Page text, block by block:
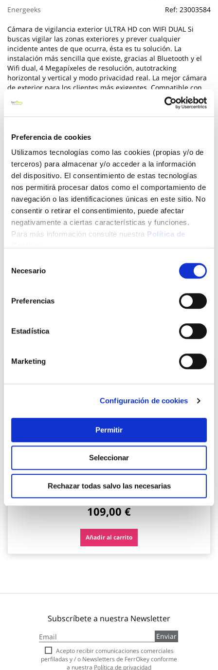
Preferencia de cookies
Utilizamos tecnologías como las cookies (propias y/o de
terceros) para almacenar y/o acceder a la información
del dispositivo. El consentimiento de estas tecnologías
nos permitirá procesar datos como el comportamiento de
navegación o las identificaciones únicas en este sitio. No
consentir o retirar el consentimiento, puede afectar
negativamente a ciertas características y funciones.
Para más información consulte nuestra Política de
Necesario
Preferencias
Estadística
Marketing
Configuración de cookies
Permitir
Seleccionar
Rechazar todas salvo las necesarias
Energeeks Ref: 23003584
Cámara de vigilancia exterior ULTRA HD con WIFI DUAL Si
buscas vigilar las zonas exteriores y prever cualquier
incidente antes de que ocurra, ésta es tu solución. La
instalación más sencilla que existe, gracias al Bluetooth y el
Wifi dual, 4 Megapíxeles de resolución, autotracking
horizontal y vertical y modo privacidad real. La mejor cámara
de exterior para los clientes más exigentes. Compatible con
nuestro NVR, el sistema de grabación sin cables. App GRATIS
energeeks 3.0
49,95 €
Añadir al carrito
Click&Collect - Recogida gratis
Envío a domicilio:
+ INFO
compatible con google home y amazon alexa muvit io
Muvit io
109,00 €
Añadir al carrito
Subscríbete a nuestra Newsletter
a
nuestro
boletín
de
Enviar
Acepto recibir comunicaciones comerciales
perfiladas y / o Newsletters de FerrOkey conforme
a nuestra Política de privacidad